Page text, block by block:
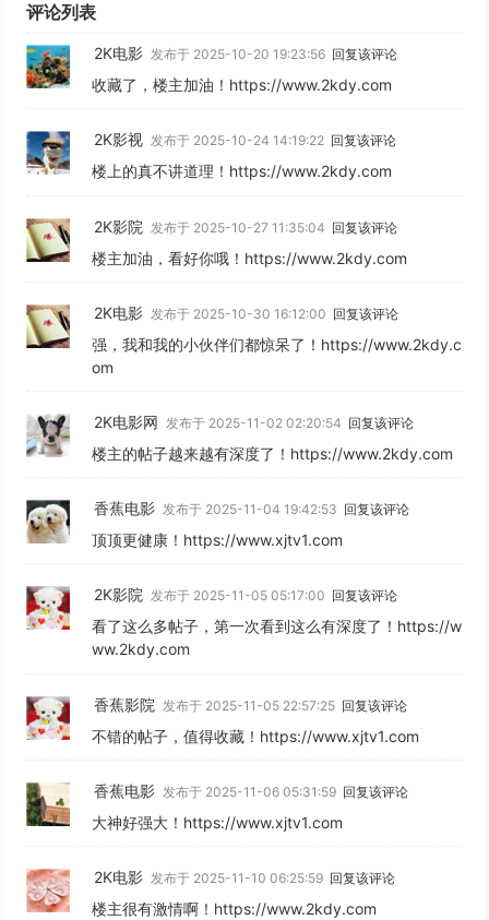
评论列表
2K电影 发布于 2025-10-20 19:23:56 回复该评论
收藏了，楼主加油！https://www.2kdy.com
2K影视 发布于 2025-10-24 14:19:22 回复该评论
楼上的真不讲道理！https://www.2kdy.com
2K影院 发布于 2025-10-27 11:35:04 回复该评论
楼主加油，看好你哦！https://www.2kdy.com
2K电影 发布于 2025-10-30 16:12:00 回复该评论
强，我和我的小伙伴们都惊呆了！https://www.2kdy.c
om
2K电影网 发布于 2025-11-02 02:20:54 回复该评论
楼主的帖子越来越有深度了！https://www.2kdy.com
香蕉电影 发布于 2025-11-04 19:42:53 回复该评论
顶顶更健康！https://www.xjtv1.com
2K影院 发布于 2025-11-05 05:17:00 回复该评论
看了这么多帖子，第一次看到这么有深度了！https://w
ww.2kdy.com
香蕉影院 发布于 2025-11-05 22:57:25 回复该评论
不错的帖子，值得收藏！https://www.xjtv1.com
香蕉电影 发布于 2025-11-06 05:31:59 回复该评论
大神好强大！https://www.xjtv1.com
2K电影 发布于 2025-11-10 06:25:59 回复该评论
楼主很有激情啊！https://www.2kdy.com